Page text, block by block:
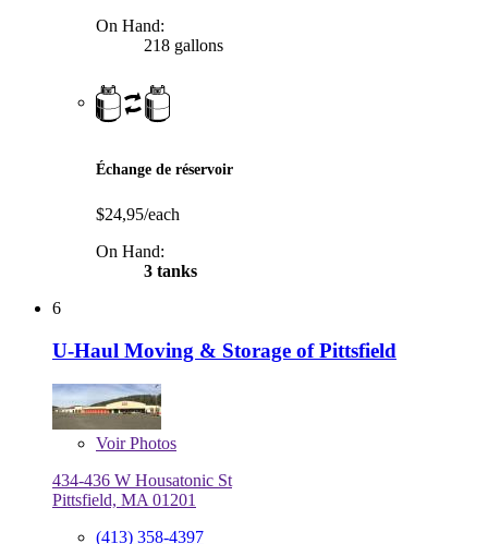
On Hand:
218 gallons
Échange de réservoir
$24,95/each
On Hand:
3 tanks
6
U-Haul Moving & Storage of Pittsfield
VoirPhotos
434-436 W Housatonic St
Pittsfield, MA 01201
(413) 358-4397